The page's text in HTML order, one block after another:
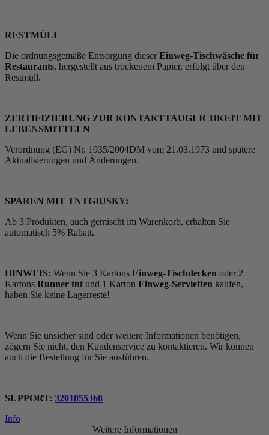
RESTMÜLL
Die ordnungsgemäße Entsorgung dieser Einweg-Tischwäsche für
Restaurants, hergestellt aus trockenem Papier, erfolgt über den
Restmüll.
ZERTIFIZIERUNG ZUR KONTAKTTAUGLICHKEIT MIT
LEBENSMITTELN
Verordnung (EG) Nr. 1935/2004DM vom 21.03.1973 und spätere
Aktualisierungen und Änderungen.
SPAREN MIT TNTGIUSKY:
Ab 3 Produkten, auch gemischt im Warenkorb, erhalten Sie
automatisch 5% Rabatt.
HINWEIS: Wenn Sie 3 Kartons Einweg-Tischdecken oder 2
Kartons Runner tnt und 1 Karton Einweg-Servietten kaufen,
haben Sie keine Lagerreste!
Wenn Sie unsicher sind oder weitere Informationen benötigen,
zögern Sie nicht, den Kundenservice zu kontaktieren. Wir können
auch die Bestellung für Sie ausführen.
SUPPORT: 3201855368
Info
Weitere Informationen